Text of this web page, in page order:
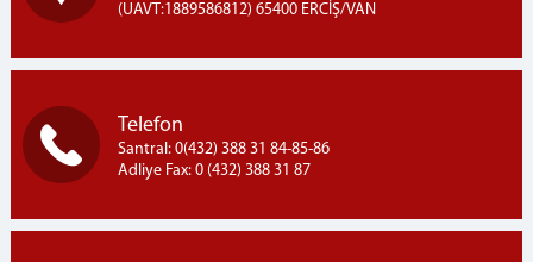
(UAVT:1889586812) 65400 ERCİŞ/VAN
Telefon
Santral: 0(432) 388 31 84-85-86
Adliye Fax: 0 (432) 388 31 87